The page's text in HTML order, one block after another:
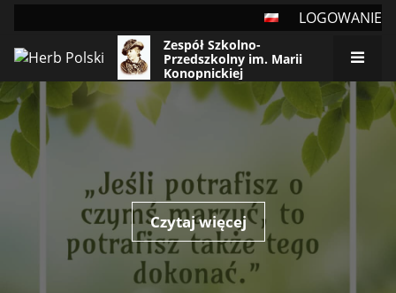
LOGOWANIE
Zespół Szkolno-
Przedszkolny im. Marii
Konopnickiej
Strona
główna
Czytaj więcej